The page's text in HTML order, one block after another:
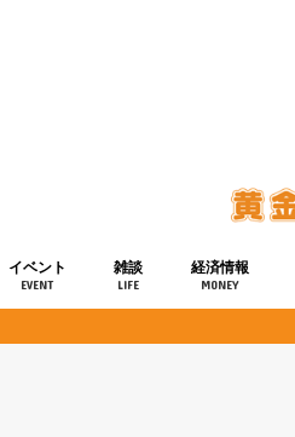
イベント
EVENT
雑談
LIFE
経済情報
MONEY